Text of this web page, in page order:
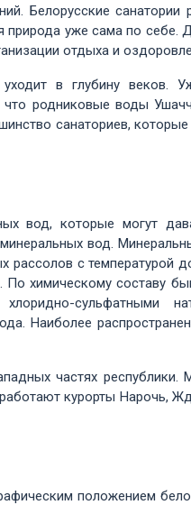
Белорусские
природа уже сама по
отдыха и
в глубину веков.
родниковые воды
санаториев,
вод, которые могут
вод.
с температурой
По химическому составу
хлоридно-
Наиболее
частях
курорты Нарочь,
положением